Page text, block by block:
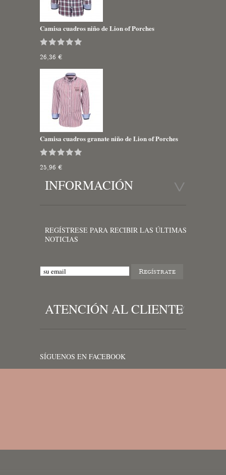
Camisa cuadros niño de Lion of Porches
26,36 €
Camisa cuadros granate niño de Lion of Porches
25,96 €
INFORMACIÓN
REGÍSTRESE PARA RECIBIR LAS ÚLTIMAS
NOTICIAS
ATENCIÓN AL CLIENTE
SÍGUENOS EN FACEBOOK